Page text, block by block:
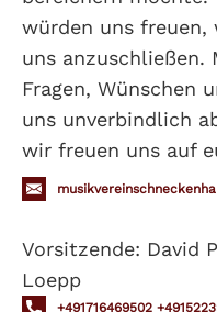
würden uns
uns anzuschließen.
Fragen, Wünschen
uns unverbindlich
wir freuen uns auf
Vorsitzende: David
Loepp
+491716469502